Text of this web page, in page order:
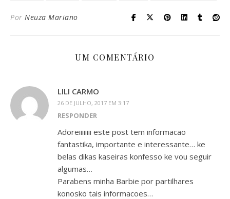
Por Neuza Mariano
UM COMENTÁRIO
LILI CARMO
26 DE JULHO, 2017 EM 3:17
RESPONDER
Adoreiiiiiiii este post tem informacao
fantastika, importante e interessante… ke
belas dikas kaseiras konfesso ke vou seguir
algumas…
Parabens minha Barbie por partilhares
konosko tais informacoes…